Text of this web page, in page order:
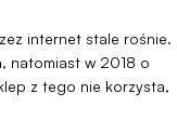
internet stale rośnie.
natomiast w 2018 o
z tego nie korzysta,